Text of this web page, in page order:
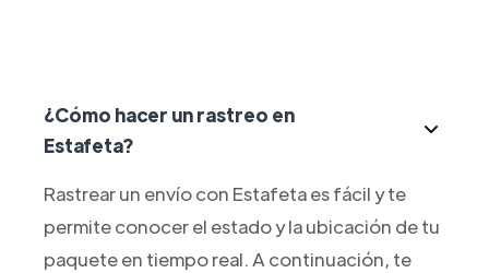
¿Cómo hacer un rastreo en
Estafeta?
Rastrear un envío con Estafeta es fácil y te
permite conocer el estado y la ubicación de tu
paquete en tiempo real. A continuación, te